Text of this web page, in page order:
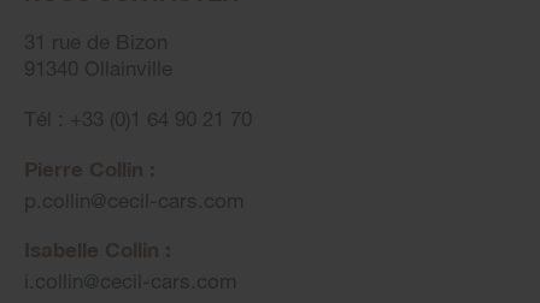
31 rue de Bizon
91340 Ollainville
Tél : +33 (0)1 64 90 21 70
p.collin@ cecil-cars.com
i.collin@ cecil-cars.com